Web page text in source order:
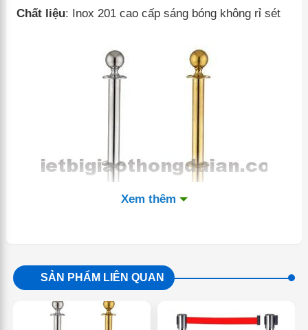
Chất liệu: Inox 201 cao cấp sáng bóng không rỉ sét
Xem thêm
SẢN PHẨM LIÊN QUAN